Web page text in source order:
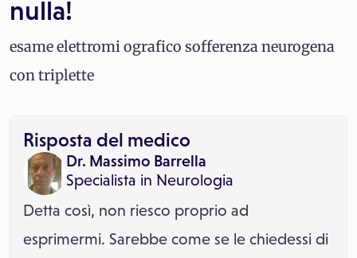
nulla!
esame elettromi ografico sofferenza neurogena
con triplette
Risposta del medico
Dr. Massimo Barrella
Specialista in Neurologia
Detta così, non riesco proprio ad
esprimermi. Sarebbe come se le chiedessi di